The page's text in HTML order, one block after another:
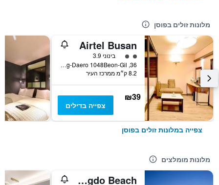
מלונות זולים בפוסן
Airtel Busan
2 דירוג מחלקת נוסעים
בינוני 3.9
36, Nakdong-Daero 1048Beon-Gil, פוסן, דרום קוריאה
8.2 ק״מ ממרכז העיר
₪39
צפייה בדילים
צפייה במלונות זולים בפוסן
מלונות מומלצים
Fairfield by Marriott Busan Songdo Beach